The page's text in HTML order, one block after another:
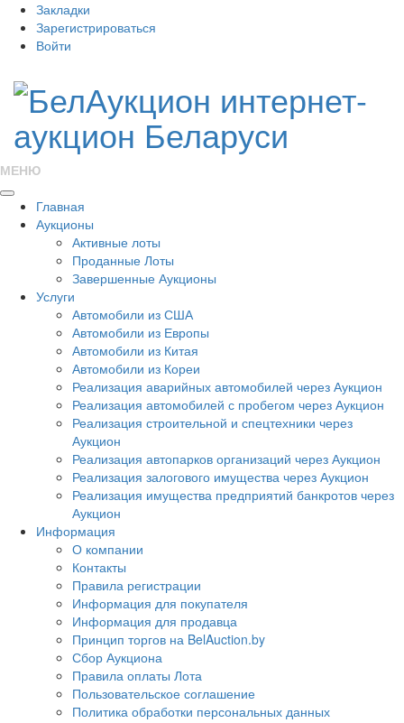
Закладки
Зарегистрироваться
Войти
МЕНЮ
Главная
Аукционы
Активные лоты
Проданные Лоты
Завершенные Аукционы
Услуги
Автомобили из США
Автомобили из Европы
Автомобили из Китая
Автомобили из Кореи
Реализация аварийных автомобилей через Аукцион
Реализация автомобилей с пробегом через Аукцион
Реализация строительной и спецтехники через
Аукцион
Реализация автопарков организаций через Аукцион
Реализация залогового имущества через Аукцион
Реализация имущества предприятий банкротов через
Аукцион
Информация
О компании
Контакты
Правила регистрации
Информация для покупателя
Информация для продавца
Принцип торгов на BelAuction.by
Сбор Аукциона
Правила оплаты Лота
Пользовательское соглашение
Политика обработки персональных данных